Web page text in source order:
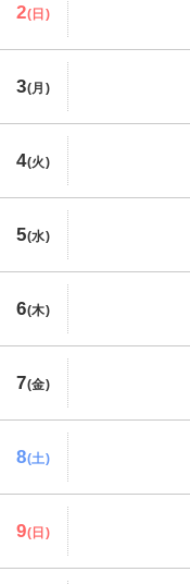
2(日)
3(月)
4(火)
5(水)
6(木)
7(金)
8(土)
9(日)